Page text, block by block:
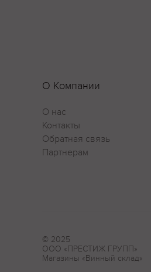
О Компании
О нас
Контакты
Обратная связь
Партнерам
© 2025
ООО «ПРЕСТИЖ ГРУПП»
Магазины «Винный склад»